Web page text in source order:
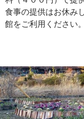
食事の提供はお休み
館をご利用ください。